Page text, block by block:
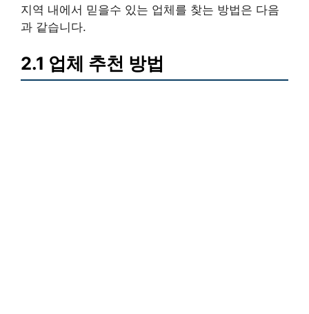
지역 내에서 믿을수 있는 업체를 찾는 방법은 다음
과 같습니다.
2.1 업체 추천 방법